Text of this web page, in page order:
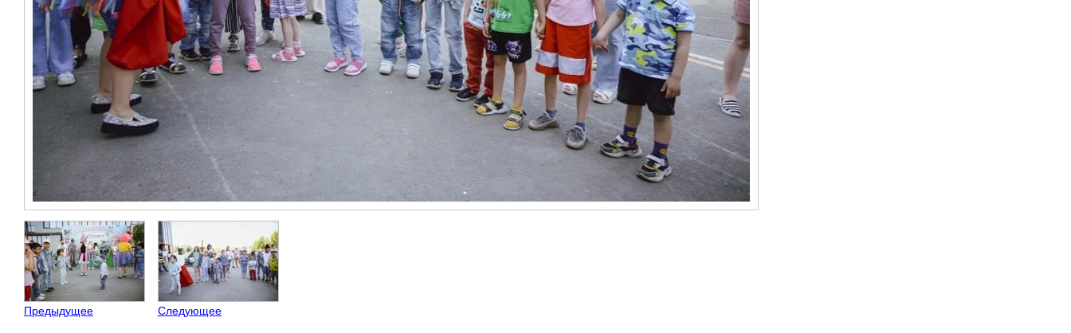
Предыдущее Следующее